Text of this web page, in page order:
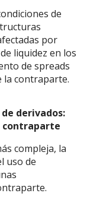
de
por
liquidez en los
de spreads
la contraparte.
derivados:
contraparte
compleja, la
uso de